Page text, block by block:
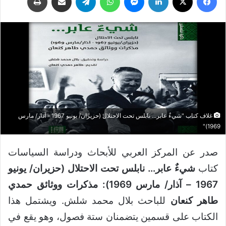
غلاف كتاب "شيءٌ عابر... نابلس تحت الاحتلال (حزيران/ يونيو 1967 - آذار/ مارس
1969)"
صدر عن المركز العربي للأبحاث ودراسة السياسات
كتاب شيءٌ عابر… نابلس تحت الاحتلال (حزيران/ يونيو
1967 – آذار/ مارس 1969): مذكرات ووثائق حمدي
طاهر كنعان للباحث بلال محمد شلش. ويشتمل هذا
الكتاب على قسمين يتضمنان ستة فصول، وهو يقع في